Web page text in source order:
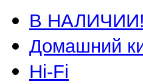
В НАЛИЧИИ!
Домашний
Hi-Fi